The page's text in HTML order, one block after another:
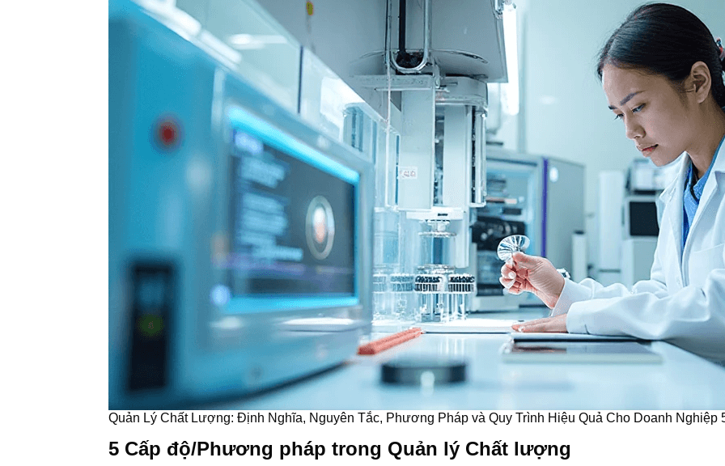
Quản Lý Chất Lượng: Định Nghĩa, Nguyên Tắc, Phương Pháp và Quy Trình Hiệu Quả Cho Doanh Nghiệp
5 Cấp độ/Phương pháp trong Quản lý Chất lượng